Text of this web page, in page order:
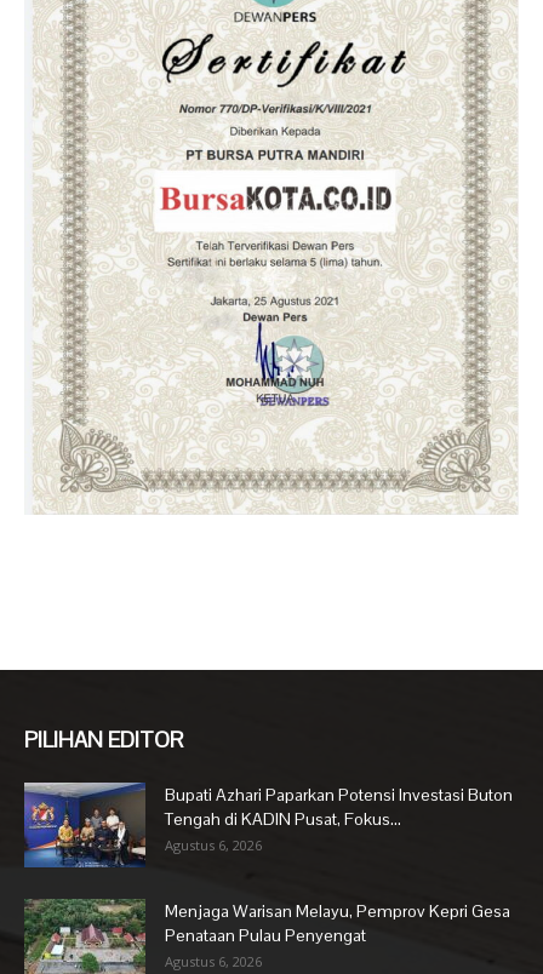
PILIHAN EDITOR
Bupati Azhari Paparkan Potensi Investasi Buton
Tengah di KADIN Pusat, Fokus...
Agustus 6, 2026
Menjaga Warisan Melayu, Pemprov Kepri Gesa
Penataan Pulau Penyengat
Agustus 6, 2026